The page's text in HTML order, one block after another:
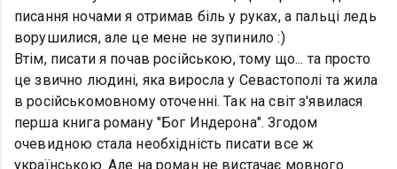
писання ночами я отримав біль у руках, а пальці ледь
ворушилися, але це мене не зупинило :)
Втім, писати я почав російською, тому що... та просто
це звично людині, яка виросла у Севастополі та жила
в російськомовному оточенні. Так на світ з'явилася
перша книга роману "Бог Индерона". Згодом
очевидною стала необхідність писати все ж
українською. Але на роман не вистачає мовного